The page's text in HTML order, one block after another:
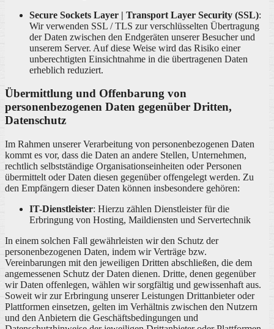
Secure Sockets Layer | Transport Layer Security (SSL):
Wir verwenden SSL / TLS zur verschlüsselten Übertragung
der Daten zwischen den Endgeräten unserer Besucher und
unserem Server. Auf diese Weise wird das Risiko einer
unberechtigten Einsichtnahme in die übertragenen Daten
erheblich reduziert.
Übermittlung und Offenbarung von
personenbezogenen Daten gegenüber Dritten,
Datenschutz
Im Rahmen unserer Verarbeitung von personenbezogenen Daten
kommt es vor, dass die Daten an andere Stellen, Unternehmen,
rechtlich selbstständige Organisationseinheiten oder Personen
übermittelt oder Daten diesen gegenüber offengelegt werden. Zu
den Empfängern dieser Daten können insbesondere gehören:
IT-Dienstleister: Hierzu zählen Dienstleister für die
Erbringung von Hosting, Maildiensten und Servertechnik
In einem solchen Fall gewährleisten wir den Schutz der
personenbezogenen Daten, indem wir Verträge bzw.
Vereinbarungen mit den jeweiligen Dritten abschließen, die dem
angemessenen Schutz der Daten dienen. Dritte, denen gegenüber
wir Daten offenlegen, wählen wir sorgfältig und gewissenhaft aus.
Soweit wir zur Erbringung unserer Leistungen Drittanbieter oder
Plattformen einsetzen, gelten im Verhältnis zwischen den Nutzern
und den Anbietern die Geschäftsbedingungen und